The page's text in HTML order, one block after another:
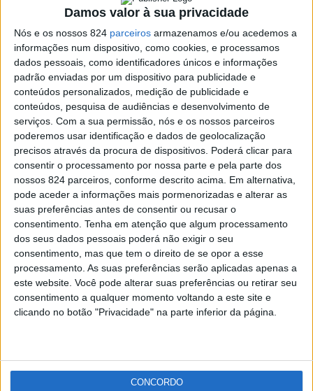
Damos valor à sua privacidade
Nós e os nossos 824 parceiros armazenamos e/ou acedemos a
informações num dispositivo, como cookies, e processamos
dados pessoais, como identificadores únicos e informações
padrão enviadas por um dispositivo para publicidade e
conteúdos personalizados, medição de publicidade e
conteúdos, pesquisa de audiências e desenvolvimento de
serviços. Com a sua permissão, nós e os nossos parceiros
poderemos usar identificação e dados de geolocalização
precisos através da procura de dispositivos. Poderá clicar para
consentir o processamento por nossa parte e pela parte dos
nossos 824 parceiros, conforme descrito acima. Em alternativa,
pode aceder a informações mais pormenorizadas e alterar as
suas preferências antes de consentir ou recusar o
consentimento. Tenha em atenção que algum processamento
dos seus dados pessoais poderá não exigir o seu
consentimento, mas que tem o direito de se opor a esse
processamento. As suas preferências serão aplicadas apenas a
este website. Você pode alterar suas preferências ou retirar seu
consentimento a qualquer momento voltando a este site e
clicando no botão "Privacidade" na parte inferior da página.
CONCORDO
Filipe Serra estreia-se no Dakar e Filipe Palmeiro
arranca para mais...
Redacção - 2 de Janeiro, 2021
Publicidade
Publicidade
RSS X